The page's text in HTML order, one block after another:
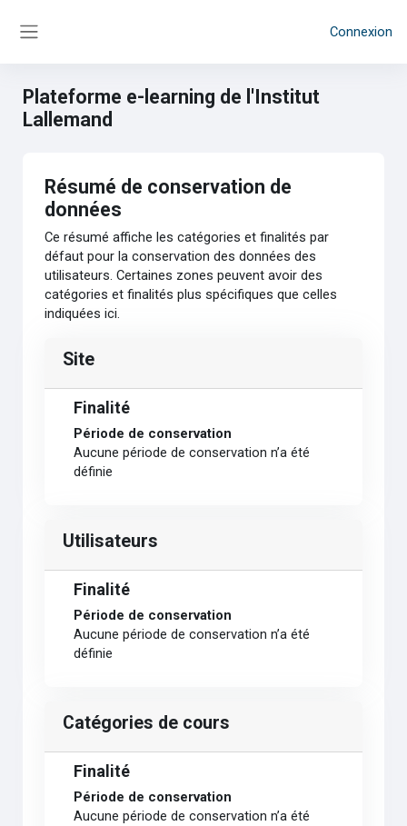
Connexion
Plateforme e-learning de l'Institut
Lallemand
Résumé de conservation de
données
Ce résumé affiche les catégories et finalités par
défaut pour la conservation des données des
utilisateurs. Certaines zones peuvent avoir des
catégories et finalités plus spécifiques que celles
indiquées ici.
Site
Finalité
Période de conservation
Aucune période de conservation n’a été
définie
Utilisateurs
Finalité
Période de conservation
Aucune période de conservation n’a été
définie
Catégories de cours
Finalité
Période de conservation
Aucune période de conservation n’a été